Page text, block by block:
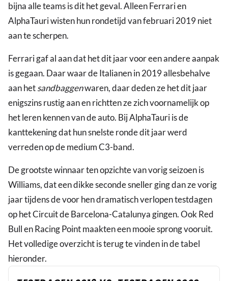
bijna alle teams is dit het geval. Alleen Ferrari en
AlphaTauri wisten hun rondetijd van februari 2019 niet
aan te scherpen.
Ferrari gaf al aan dat het dit jaar voor een andere aanpak
is gegaan. Daar waar de Italianen in 2019 allesbehalve
aan hetsandbaggenwaren, daar deden ze het dit jaar
enigszins rustig aan en richtten ze zich voornamelijk op
het leren kennen van de auto. Bij AlphaTauri is de
kanttekening dat hun snelste ronde dit jaar werd
verreden op de medium C3-band.
De grootste winnaar ten opzichte van vorig seizoen is
Williams, dat een dikke seconde sneller ging dan ze vorig
jaar tijdens de voor hen dramatisch verlopen testdagen
op het Circuit de Barcelona-Catalunya gingen. Ook Red
Bull en Racing Point maakten een mooie sprong vooruit.
Het volledige overzicht is terug te vinden in de tabel
hieronder.